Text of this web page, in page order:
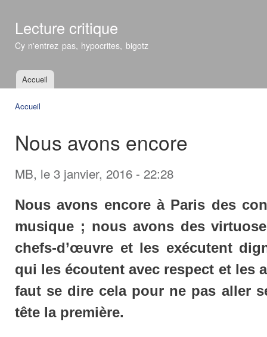
Lecture critique
Cy n'entrez pas, hypocrites, bigotz
Menu principal
Accueil
Accueil
Nous avons encore
MB, le 3 janvier, 2016 - 22:28
Nous avons encore à Paris des
musique ; nous avons des
chefs-d’œuvre et les exécutent
qui les écoutent avec respect et les
faut se dire cela pour ne pas aller
tête la première.